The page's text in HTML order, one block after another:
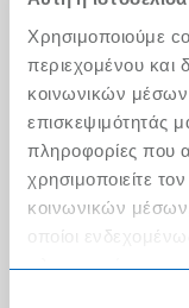
Χρησιμοποιούμε
περιεχομένου και
κοινωνικών
επισκεψιμότητάς
πληροφορίες που
χρησιμοποιείτε
κοινωνικών
οποίοι
πληροφορίες που
Η Αλυσίδα
Press Kit
Ο λογαριασμός μου
Τα METRO Cash &
Εταιρική Κοινωνική
METRO ΑΕΒΕ